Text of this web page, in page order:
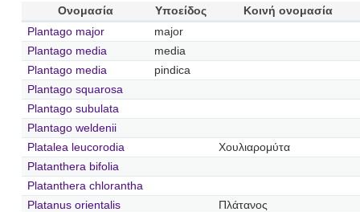
Ονομασία Υποείδος
Κοινή ονομασία
Plantago major
major
Plantago media
media
Plantago media
pindica
Plantago squarosa
Plantago subulata
Plantago weldenii
Platalea leucorodia
Χουλιαρομύτα
Platanthera bifolia
Platanthera chlorantha
Platanus orientalis
Πλάτανος